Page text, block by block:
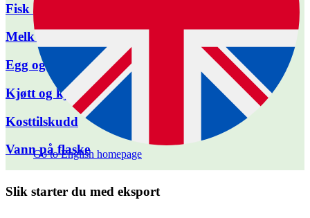
Go to English homepage
Fisk og sjømat
Melk og meieriprodukter
Egg og eggprodukter
Kjøtt og kjøttprodukter
Kosttilskudd
Vann på flaske
Slik starter du med eksport